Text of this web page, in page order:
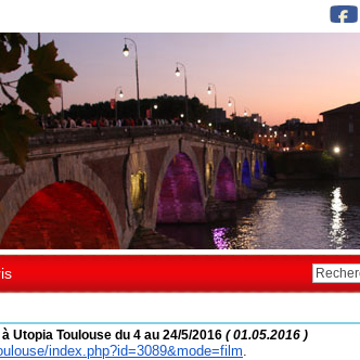
Utopia Toulouse du 4 au 24/5/2016 ( 01.05.2016 )
index.php?id=3089&mode=film.